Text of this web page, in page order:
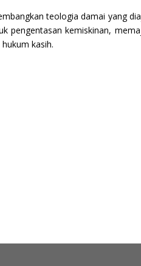
teologia damai yang
kemiskinan,
kasih.